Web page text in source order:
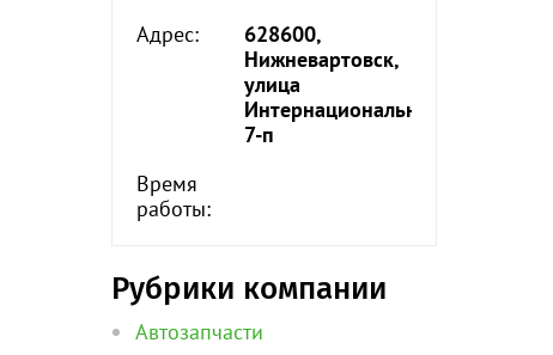
Адрес:
628600,
Нижневартовск,
улица
Интернациональная,
7-п
Время
работы:
Рубрики компании
Автозапчасти